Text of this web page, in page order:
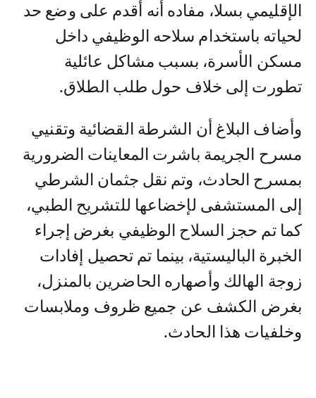
الإقليمي بسلا، مفاده أنه أقدم على وضع حد
لحياته باستخدام سلاحه الوظيفي داخل
مسكن الأسرة، بسبب مشاكل عائلية
تطورت إلى خلاف حول طلب الطلاق.
وأضاف البلاغ أن الشرطة القضائية وتقنيي
مسرح الجريمة باشرت المعاينات الضرورية
بمسرح الحادث، وتم نقل جثمان الشرطي
إلى المستشفى لإخضاعها للتشريح الطبي،
كما تم حجز السلاح الوظيفي بغرض إجراء
الخبرة الباليستية، بينما تم تحصيل إفادات
زوجة الهالك وأصهاره الحاضرين بالمنزل،
بغرض الكشف عن جميع ظروف وملابسات
وخلفيات هذا الحادث.